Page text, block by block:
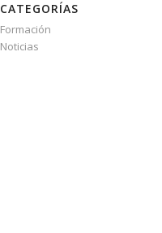
CATEGORÍAS
Formación
Noticias